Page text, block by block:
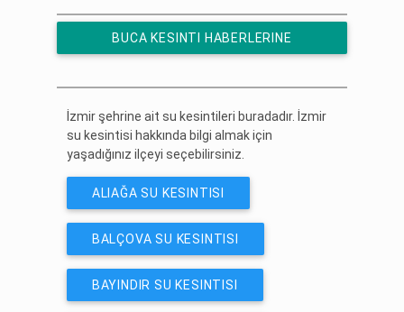
BUCA KESINTI HABERLERINE
İzmir şehrine ait su kesintileri buradadır. İzmir
su kesintisi hakkında bilgi almak için
yaşadığınız ilçeyi seçebilirsiniz.
ALIAĞA SU KESINTISI
BALÇOVA SU KESINTISI
BAYINDIR SU KESINTISI